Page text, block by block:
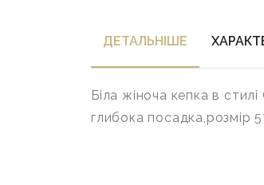
ДЕТАЛЬНIШЕ
Біла жіноча кепка в
глибока посадка,розмір